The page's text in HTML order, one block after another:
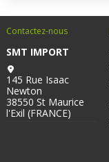
Contactez-nous
SMT IMPORT
145 Rue Isaac
Newton
38550 St Maurice
l'Exil (FRANCE)